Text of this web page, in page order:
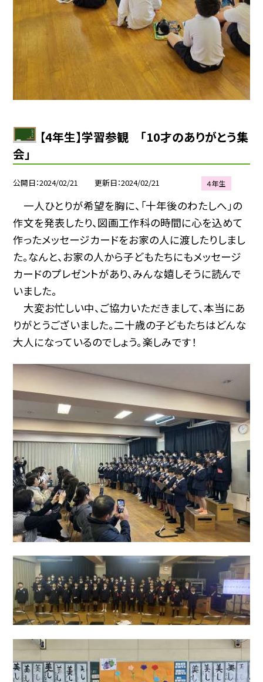
【4年生】学習参観 「10才のありがとう集
会」
公開日 2024/02/21 更新日 2024/02/21 ４年生
一人ひとりが希望を胸に、「十年後のわたしへ」の
作文を発表したり、図画工作科の時間に心を込めて
作ったメッセージカードをお家の人に渡したりしまし
た。なんと、お家の人から子どもたちにもメッセージ
カードのプレゼントがあり、みんな嬉しそうに読んで
いました。
大変お忙しい中、ご協力いただきまして、本当にあ
りがとうございました。二十歳の子どもたちはどんな
大人になっているのでしょう。楽しみです！